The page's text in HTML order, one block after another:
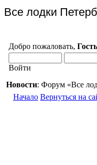
Все лодки
Добро пожаловать, Гость
Войти
Новости: Форум «Все
Начало Вернуться на